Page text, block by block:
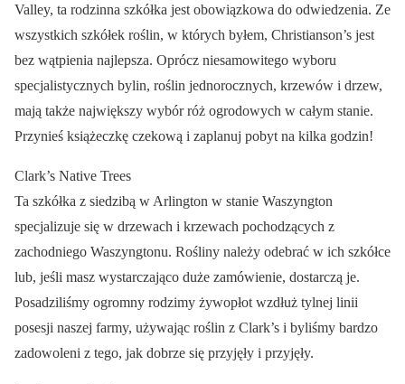
Valley, ta rodzinna szkółka jest obowiązkowa do odwiedzenia. Ze
wszystkich szkółek roślin, w których byłem, Christianson’s jest
bez wątpienia najlepsza. Oprócz niesamowitego wyboru
specjalistycznych bylin, roślin jednorocznych, krzewów i drzew,
mają także największy wybór róż ogrodowych w całym stanie.
Przynieś książeczkę czekową i zaplanuj pobyt na kilka godzin!
Clark’s Native Trees
Ta szkółka z siedzibą w Arlington w stanie Waszyngton
specjalizuje się w drzewach i krzewach pochodzących z
zachodniego Waszyngtonu. Rośliny należy odebrać w ich szkółce
lub, jeśli masz wystarczająco duże zamówienie, dostarczą je.
Posadziliśmy ogromny rodzimy żywopłot wzdłuż tylnej linii
posesji naszej farmy, używając roślin z Clark’s i byliśmy bardzo
zadowoleni z tego, jak dobrze się przyjęły i przyjęły.